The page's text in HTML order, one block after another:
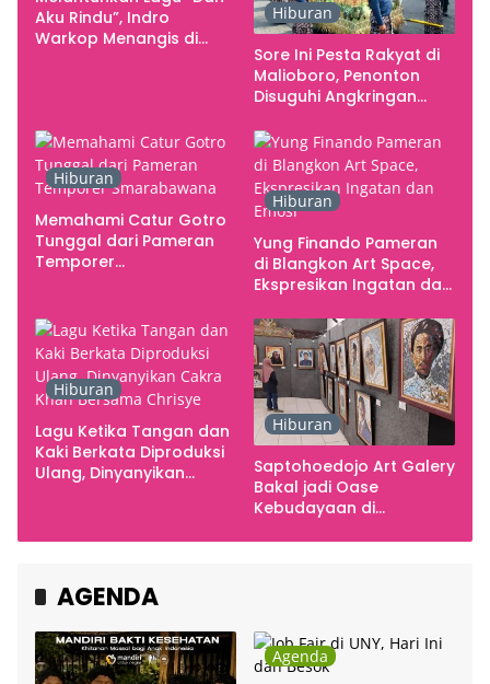
Aku Rindu”, Indro
Warkop Menangis di
Hiburan
Sore Ini Pesta Rakyat di
Malioboro, Penonton
Disuguhi Angkringan
Hiburan
Memahami Catur Gotro
Tunggal dari Pameran
Temporer
Hiburan
Yung Finando Pameran
di Blangkon Art Space,
Ekspresikan Ingatan dan
Hiburan
Lagu Ketika Tangan dan
Kaki Berkata Diproduksi
Ulang, Dinyanyikan
Hiburan
Saptohoedojo Art Galery
Bakal jadi Oase
Kebudayaan di
AGENDA
Agenda